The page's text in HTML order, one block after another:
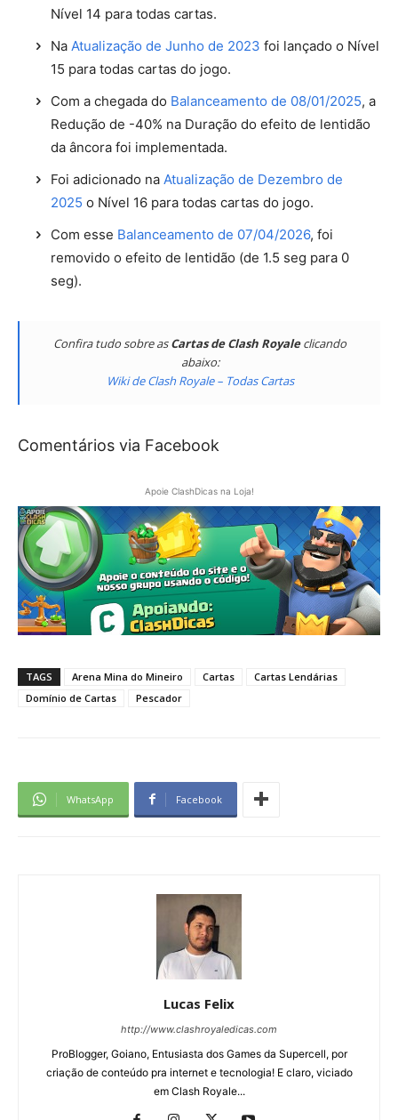
Nível 14 para todas cartas.
Na Atualização de Junho de 2023 foi lançado o Nível
15 para todas cartas do jogo.
Com a chegada do Balanceamento de 08/01/2025, a
Redução de -40% na Duração do efeito de lentidão
da âncora foi implementada.
Foi adicionado na Atualização de Dezembro de
2025 o Nível 16 para todas cartas do jogo.
Com esse Balanceamento de 07/04/2026, foi
removido o efeito de lentidão (de 1.5 seg para 0
seg).
Confira tudo sobre asCartas de Clash Royaleclicando
abaixo:
Wiki de Clash Royale – Todas Cartas
Comentários via Facebook
Apoie ClashDicas na Loja!
TAGS Arena Mina do Mineiro Cartas
Cartas Lendárias
Domínio de Cartas
Pescador
WhatsApp Facebook
Lucas Felix
http://www.clashroyaledicas.com
ProBlogger, Goiano, Entusiasta dos Games da Supercell, por
criação de conteúdo pra internet e tecnologia! E claro, viciado
em Clash Royale...